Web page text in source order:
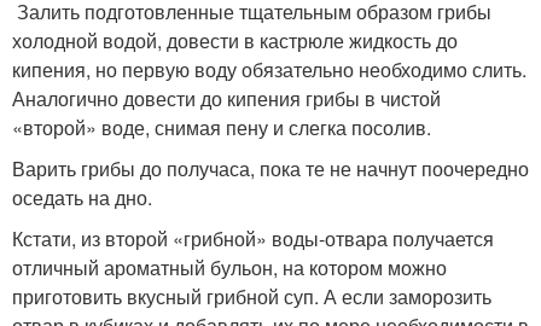
Залить подготовленные тщательным образом грибы
холодной водой, довести в кастрюле жидкость до
кипения, но первую воду обязательно необходимо слить.
Аналогично довести до кипения грибы в чистой
«второй» воде, снимая пену и слегка посолив.
Варить грибы до получаса, пока те не начнут поочередно
оседать на дно.
Кстати, из второй «грибной» воды-отвара получается
отличный ароматный бульон, на котором можно
приготовить вкусный грибной суп. А если заморозить